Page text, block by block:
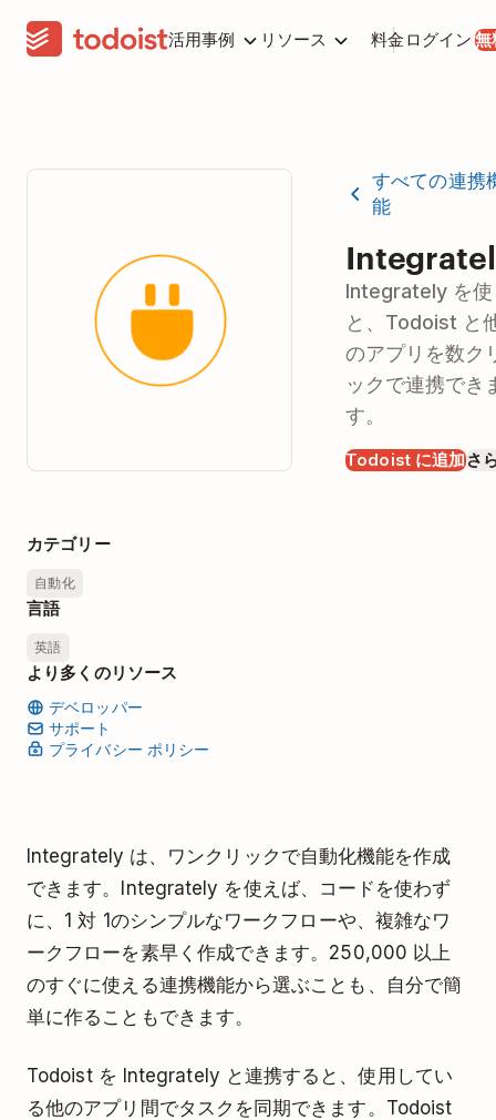
活用事例 リソース 料金 ログイン 無
すべての連携
能
Integrately を使
と、Todoist と
のアプリを数ク
ックで連携でき
す。
Todoist に追加さ
カテゴリー
自動化
言語
英語
より多くのリソース
デベロッパー
サポート
プライバシー ポリシー
Integrately は、ワンクリックで自動化機能を作成
できます。Integrately を使えば、コードを使わず
に、1 対 1のシンプルなワークフローや、複雑なワ
ークフローを素早く作成できます。250,000 以上
のすぐに使える連携機能から選ぶことも、自分で簡
単に作ることもできます。
Todoist を Integrately と連携すると、使用してい
る他のアプリ間でタスクを同期できます。Todoist